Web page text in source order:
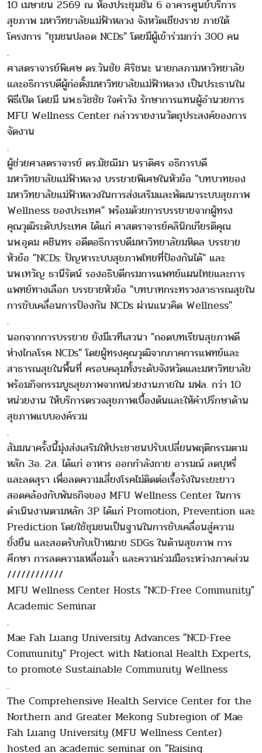
10 เมษายน 2569 ณ ห้องประชุมชั้น 6 อาคารศูนย์บริการ
สุขภาพ มหาวิทยาลัยแม่ฟ้าหลวง จังหวัดเชียงราย ภายใต้
โครงการ "ชุมชนปลอด NCDs" โดยมีผู้เข้าร่วมกว่า 300 คน
.
ศาสตราจารย์พิเศษ ดร.วันชัย ศิริชนะ นายกสภามหาวิทยาลัย
และอธิการบดีผู้ก่อตั้งมหาวิทยาลัยแม่ฟ้าหลวง เป็นประธานใน
พิธีเปิด โดยมี นพ.ธวัชชัย ใจคำวัง รักษาการแทนผู้อำนวยการ
MFU Wellness Center กล่าวรายงานวัตถุประสงค์ของการ
จัดงาน
.
ผู้ช่วยศาสตราจารย์ ดร.มัชฌิมา นราดิศร อธิการบดี
มหาวิทยาลัยแม่ฟ้าหลวง บรรยายพิเศษในหัวข้อ "บทบาทของ
มหาวิทยาลัยแม่ฟ้าหลวงในการส่งเสริมและพัฒนาระบบสุขภาพ
Wellness ของประเทศ" พร้อมด้วยการบรรยายจากผู้ทรง
คุณวุฒิระดับประเทศ ได้แก่ ศาสตราจารย์คลินิกเกียรติคุณ
นพ.อุดม คชินทร อดีตอธิการบดีมหาวิทยาลัยมหิดล บรรยาย
หัวข้อ "NCDs: ปัญหาระบบสุขภาพไทยที่ป้องกันได้" และ
นพ.เทวัญ ธานีรัตน์ รองอธิบดีกรมการแพทย์แผนไทยและการ
แพทย์ทางเลือก บรรยายหัวข้อ "บทบาทกระทรวงสาธารณสุขใน
การขับเคลื่อนการป้องกัน NCDs ผ่านแนวคิด Wellness"
.
นอกจากการบรรยาย ยังมีเวทีเสวนา "ถอดบทเรียนสุขภาพดี
ห่างไกลโรค NCDs" โดยผู้ทรงคุณวุฒิจากภาคการแพทย์และ
สาธารณสุขในพื้นที่ ครอบคลุมทั้งระดับจังหวัดและมหาวิทยาลัย
พร้อมกิจกรรมบูธสุขภาพจากหน่วยงานภายใน มฟล. กว่า 10
หน่วยงาน ให้บริการตรวจสุขภาพเบื้องต้นและให้คำปรึกษาด้าน
สุขภาพแบบองค์รวม
.
สัมมนาครั้งนี้มุ่งส่งเสริมให้ประชาชนปรับเปลี่ยนพฤติกรรมตาม
หลัก 3อ. 2ส. ได้แก่ อาหาร ออกกำลังกาย อารมณ์ ลดบุหรี่
และลดสุรา เพื่อลดความเสี่ยงโรคไม่ติดต่อเรื้อรังในระยะยาว
สอดคล้องกับพันธกิจของ MFU Wellness Center ในการ
ดำเนินงานตามหลัก 3P ได้แก่ Promotion, Prevention และ
Prediction โดยใช้ชุมชนเป็นฐานในการขับเคลื่อนสู่ความ
ยั่งยืน และสอดรับกับเป้าหมาย SDGs ในด้านสุขภาพ การ
ศึกษา การลดความเหลื่อมล้ำ และความร่วมมือระหว่างภาคส่วน
////////////
MFU Wellness Center Hosts "NCD-Free Community"
Academic Seminar
.
Mae Fah Luang University Advances "NCD-Free
Community" Project with National Health Experts,
to promote Sustainable Community Wellness
.
The Comprehensive Health Service Center for the
Northern and Greater Mekong Subregion of Mae
Fah Luang University (MFU Wellness Center)
hosted an academic seminar on "Raising